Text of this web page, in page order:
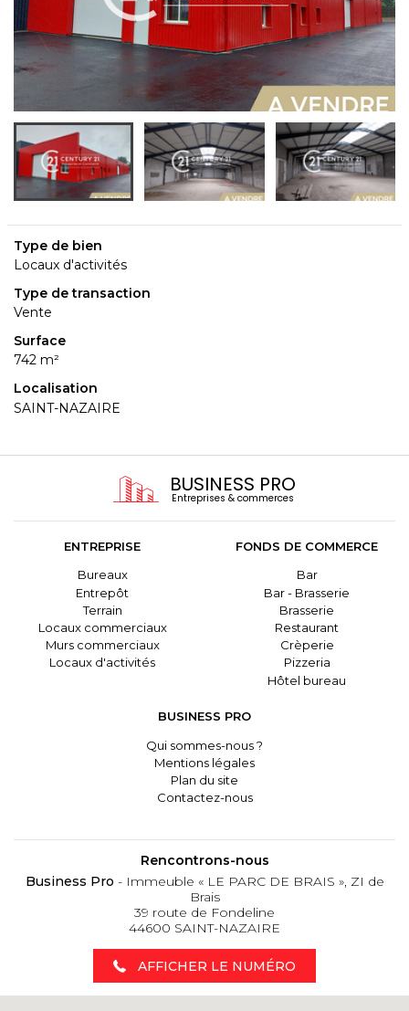
Type de bien
Locaux d'activités
Type de transaction
Vente
Surface
742 m²
Localisation
SAINT-NAZAIRE
BUSINESS PRO
Entreprises & commerces
ENTREPRISE
Bureaux
Entrepôt
Terrain
Locaux commerciaux
Murs commerciaux
Locaux d'activités
FONDS DE COMMERCE
Bar
Bar - Brasserie
Brasserie
Restaurant
Crèperie
Pizzeria
Hôtel bureau
BUSINESS PRO
Qui sommes-nous ?
Mentions légales
Plan du site
Contactez-nous
Rencontrons-nous
Business Pro - Immeuble « LE PARC DE BRAIS », ZI de
Brais
39 route de Fondeline
44600 SAINT-NAZAIRE
AFFICHER LE NUMÉRO